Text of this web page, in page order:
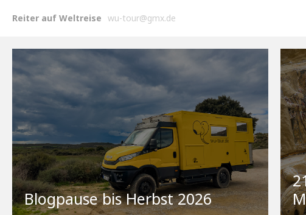
Reiter auf Weltreise wu-tour@gmx.de
Blogpause bis Herbst 2026